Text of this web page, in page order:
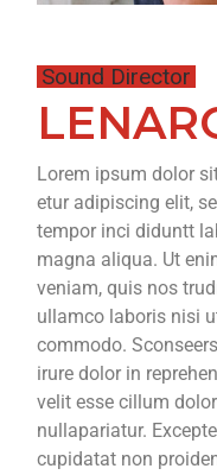
Sound Director
Lorem ipsum dolor
etur adipiscing elit,
tempor inci diduntt
magna aliqua. Ut
veniam, quis nos
ullamco laboris nisi
commodo.
irure dolor in
velit esse cillum
nullapariatur.
cupidatat non